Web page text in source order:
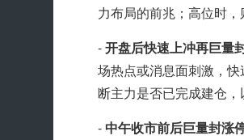
力布局的前兆；高位时，
- 开盘后快速上冲再巨量
场热点或消息面刺激，
断主力是否已完成建仓，
- 中午收市前后巨量封涨